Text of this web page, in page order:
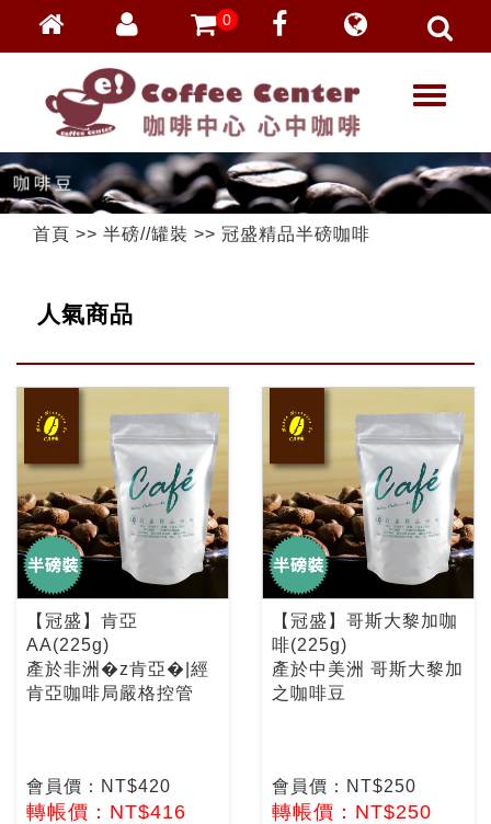
會員登入
忘記密碼
加入會員
VIP登入
VIP申請
0
T
g
l
e
a
t
o
n
首頁 >> 半磅//罐裝 >> 冠盛精品半磅咖啡
人氣商品
【冠盛】肯亞
AA(225g)
產於非洲�z肯亞�|經
肯亞咖啡局嚴格控管
會員價：NT$420
轉帳價：NT$416
【冠盛】哥斯大黎加咖
啡(225g)
產於中美洲 哥斯大黎加
之咖啡豆
會員價：NT$250
轉帳價：NT$250